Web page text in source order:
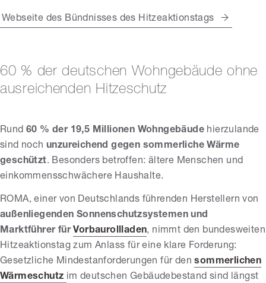
Webseite des Bündnisses des Hitzeaktionstags
60 % der deutschen Wohngebäude ohne
ausreichenden Hitzeschutz
Rund 60 % der 19,5 Millionen Wohngebäude hierzulande
sind noch unzureichend gegen sommerliche Wärme
geschützt. Besonders betroffen: ältere Menschen und
einkommensschwächere Haushalte.
ROMA, einer von Deutschlands führenden Herstellern von
außenliegenden Sonnenschutzsystemen und
Marktführer für Vorbaurollladen, nimmt den bundesweiten
Hitzeaktionstag zum Anlass für eine klare Forderung:
Gesetzliche Mindestanforderungen für densommerlichen
Wärmeschutz im deutschen Gebäudebestand sind längst